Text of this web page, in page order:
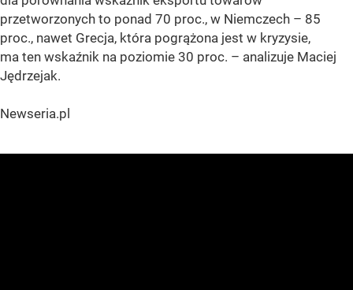
przetworzonych to ponad 70 proc., w Niemczech – 85
proc., nawet Grecja, która pogrążona jest w kryzysie,
ma ten wskaźnik na poziomie 30 proc. – analizuje Maciej
Jędrzejak.
Newseria.pl